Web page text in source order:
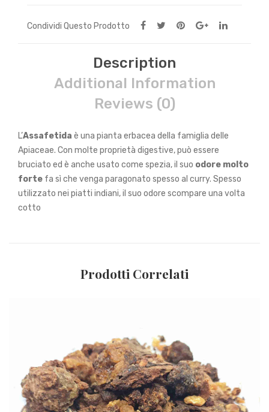
Condividi Questo Prodotto
Description
Additional Information
Reviews (0)
L’Assafetida è una pianta erbacea della famiglia delle
Apiaceae. Con molte proprietà digestive, può essere
bruciato ed è anche usato come spezia, il suo odore molto
forte fa sì che venga paragonato spesso al curry. Spesso
utilizzato nei piatti indiani, il suo odore scompare una volta
cotto
Prodotti Correlati